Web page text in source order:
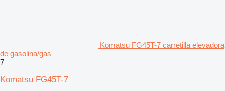
Komatsu FG45T-7 carretilla elevadora
de gasolina/gas
7
Komatsu FG45T-7